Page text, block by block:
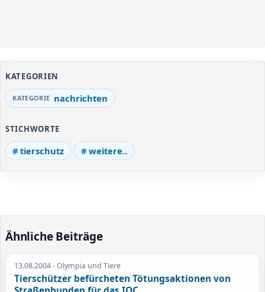
KATEGORIEN
nachrichten
STICHWORTE
tierschutz weitere..
Ähnliche Beiträge
13.08.2004- Olympia und Tiere
Tierschützer befürcheten Tötungsaktionen von